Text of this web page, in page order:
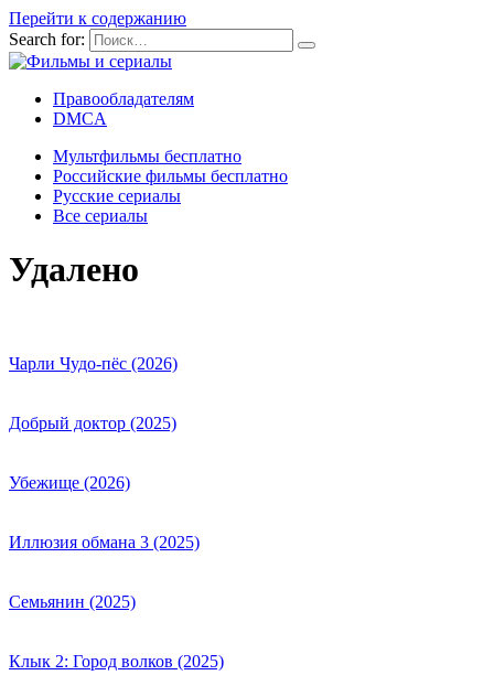
Перейти к содержанию
Search for:
Правообладателям
DMCA
Мультфильмы бесплатно
Российские фильмы бесплатно
Русские сериалы
Все сериалы
Удалено
Чарли Чудо-пёс (2026)
Добрый доктор (2025)
Убежище (2026)
Иллюзия обмана 3 (2025)
Семьянин (2025)
Клык 2: Город волков (2025)